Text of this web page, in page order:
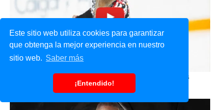
Este sitio web utiliza cookies para garantizar
que obtenga la mejor experiencia en nuestro
sitio web. Saber más
¡Entendido!